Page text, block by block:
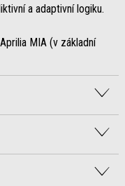
a adaptivní logiku.
MIA (v základní